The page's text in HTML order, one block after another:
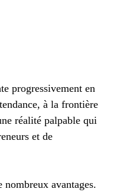
progressivement en
à la frontière
réalité palpable qui
et de
nombreux avantages.